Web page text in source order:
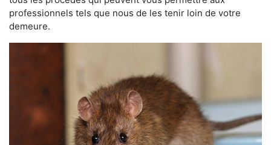
professionnels tels que nous de les tenir loin de votre
demeure.